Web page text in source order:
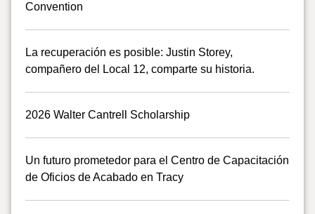
Convention
La recuperación es posible: Justin Storey,
compañero del Local 12, comparte su historia.
2026 Walter Cantrell Scholarship
Un futuro prometedor para el Centro de Capacitación
de Oficios de Acabado en Tracy